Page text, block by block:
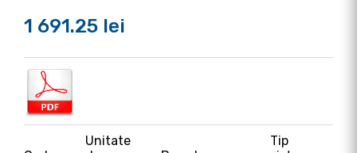
1 691.25 lei
Unitate
Tip